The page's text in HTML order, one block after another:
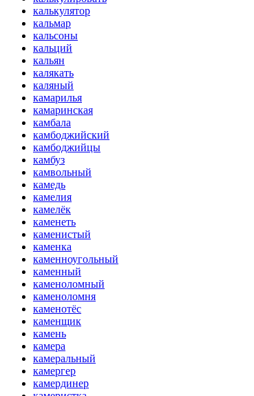
калькулятор
кальмар
кальсоны
кальций
кальян
калякать
каляный
камарилья
камаринская
камбала
камбоджийский
камбоджийцы
камбуз
камвольный
камедь
камелия
камелёк
каменеть
каменистый
каменка
каменноугольный
каменный
каменоломный
каменоломня
каменотёс
каменщик
камень
камера
камеральный
камергер
камердинер